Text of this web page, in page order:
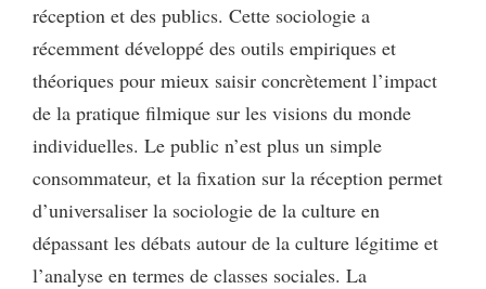
réception et des publics. Cette sociologie a
récemment développé des outils empiriques et
théoriques pour mieux saisir concrètement l’impact
de la pratique filmique sur les visions du monde
individuelles. Le public n’est plus un simple
consommateur, et la fixation sur la réception permet
d’universaliser la sociologie de la culture en
dépassant les débats autour de la culture légitime et
l’analyse en termes de classes sociales. La